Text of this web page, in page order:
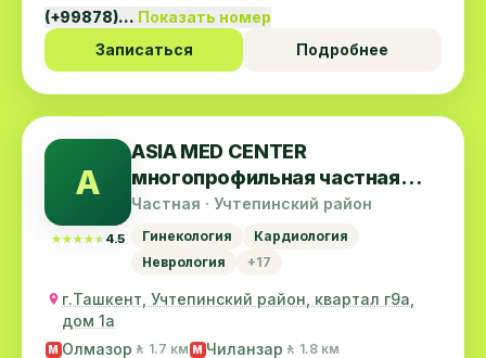
(+99878)… Показать номер
Записаться
Подробнее
A
★★★★★
★★★★★ 4.5
ASIA MED CENTER
многопрофильная частная
клиника
Частная · Учтепинский район
Гинекология
Кардиология
Неврология
+17
г.Ташкент, Учтепинский район, квартал г9а,
дом 1а
M Олмазор 🚶 1.7 км M Чиланзар 🚶 1.8 км